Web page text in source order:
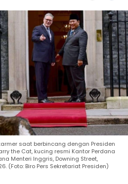
saat berbincang dengan Presiden
the Cat, kucing resmi Kantor Perdana
Menteri Inggris, Downing Street,
(Foto: Biro Pers Sekretariat Presiden)